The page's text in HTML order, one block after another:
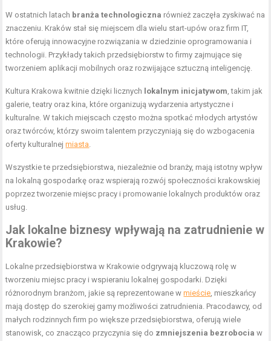
W ostatnich latach branża technologiczna również zaczęła zyskiwać na
znaczeniu. Kraków stał się miejscem dla wielu start-upów oraz firm IT,
które oferują innowacyjne rozwiązania w dziedzinie oprogramowania i
technologii. Przykłady takich przedsiębiorstw to firmy zajmujące się
tworzeniem aplikacji mobilnych oraz rozwijające sztuczną inteligencję.
Kultura Krakowa kwitnie dzięki licznych lokalnym inicjatywom, takim jak
galerie, teatry oraz kina, które organizują wydarzenia artystyczne i
kulturalne. W takich miejscach często można spotkać młodych artystów
oraz twórców, którzy swoim talentem przyczyniają się do wzbogacenia
oferty kulturalnejmiasta.
Wszystkie te przedsiębiorstwa, niezależnie od branży, mają istotny wpływ
na lokalną gospodarkę oraz wspierają rozwój społeczności krakowskiej
poprzez tworzenie miejsc pracy i promowanie lokalnych produktów oraz
usług.
Jak lokalne biznesy wpływają na zatrudnienie w
Krakowie?
Lokalne przedsiębiorstwa w Krakowie odgrywają kluczową rolę w
tworzeniu miejsc pracy i wspieraniu lokalnej gospodarki. Dzięki
różnorodnym branżom, jakie są reprezentowane wmieście, mieszkańcy
mają dostęp do szerokiej gamy możliwości zatrudnienia. Pracodawcy, od
małych rodzinnych firm po większe przedsiębiorstwa, oferują wiele
stanowisk, co znacząco przyczynia się do zmniejszenia bezrobocia w